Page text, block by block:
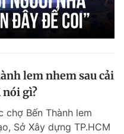
lem nhem sau cải
nói gì?
Bến Thành lem
Sở Xây dựng TP.HCM